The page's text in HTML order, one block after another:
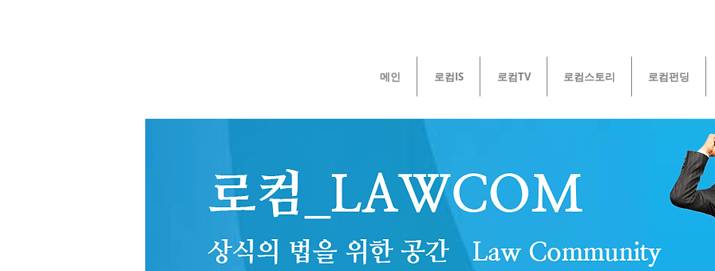
메인 로컴IS 로컴TV 로컴스토리 로컴펀딩